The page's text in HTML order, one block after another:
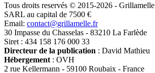
Tous droits reservés © 2015-2026 - Grillamelle
SARL au capital de 7500 €
Email: contact@grillamelle.fr
30 Impasse du Chasselas - 83210 La Farlède
Siret : 434 158 176 000 33
Directeur de la publication : David Mathieu
Hébergement : OVH
2 rue Kellermann - 59100 Roubaix - France